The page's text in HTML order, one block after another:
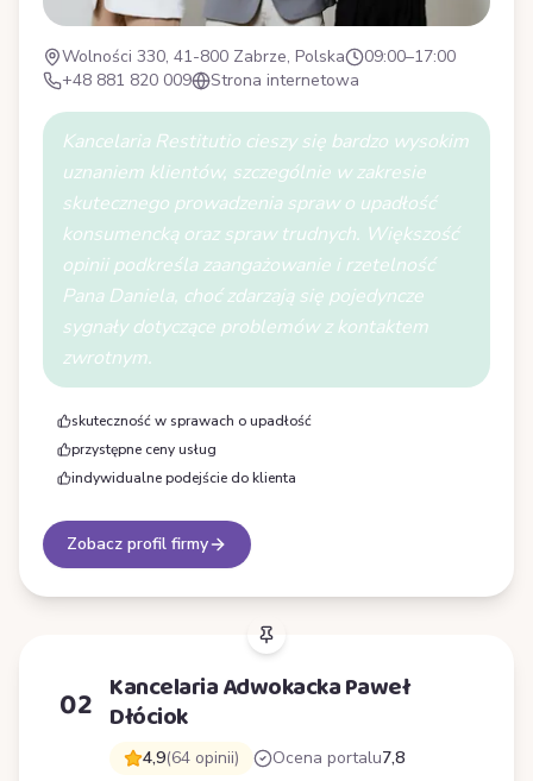
Wolności 330, 41-800 Zabrze, Polska
09:00–17:00
+48 881 820 009
Strona internetowa
Kancelaria Restitutio cieszy się bardzo wysokim
uznaniem klientów, szczególnie w zakresie
skutecznego prowadzenia spraw o upadłość
konsumencką oraz spraw trudnych. Większość
opinii podkreśla zaangażowanie i rzetelność
Pana Daniela, choć zdarzają się pojedyncze
sygnały dotyczące problemów z kontaktem
zwrotnym.
skuteczność w sprawach o upadłość
przystępne ceny usług
indywidualne podejście do klienta
Zobacz profil firmy
02 Kancelaria Adwokacka Paweł
Dłóciok
4,9(64 opinii) Ocena portalu7,8